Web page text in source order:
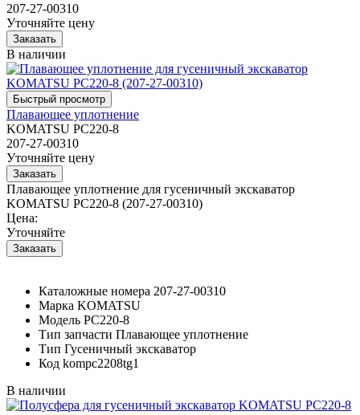
207-27-00310
Уточняйте цену
В наличии
Плавающее уплотнение
KOMATSU PC220-8
207-27-00310
Уточняйте цену
Плавающее уплотнение для гусеничный экскаватор
KOMATSU PC220-8 (207-27-00310)
Цена:
Уточняйте
Каталожные номера 207-27-00310
Марка KOMATSU
Модель PC220-8
Тип запчасти Плавающее уплотнение
Тип Гусеничный экскаватор
Код kompc2208tg1
В наличии